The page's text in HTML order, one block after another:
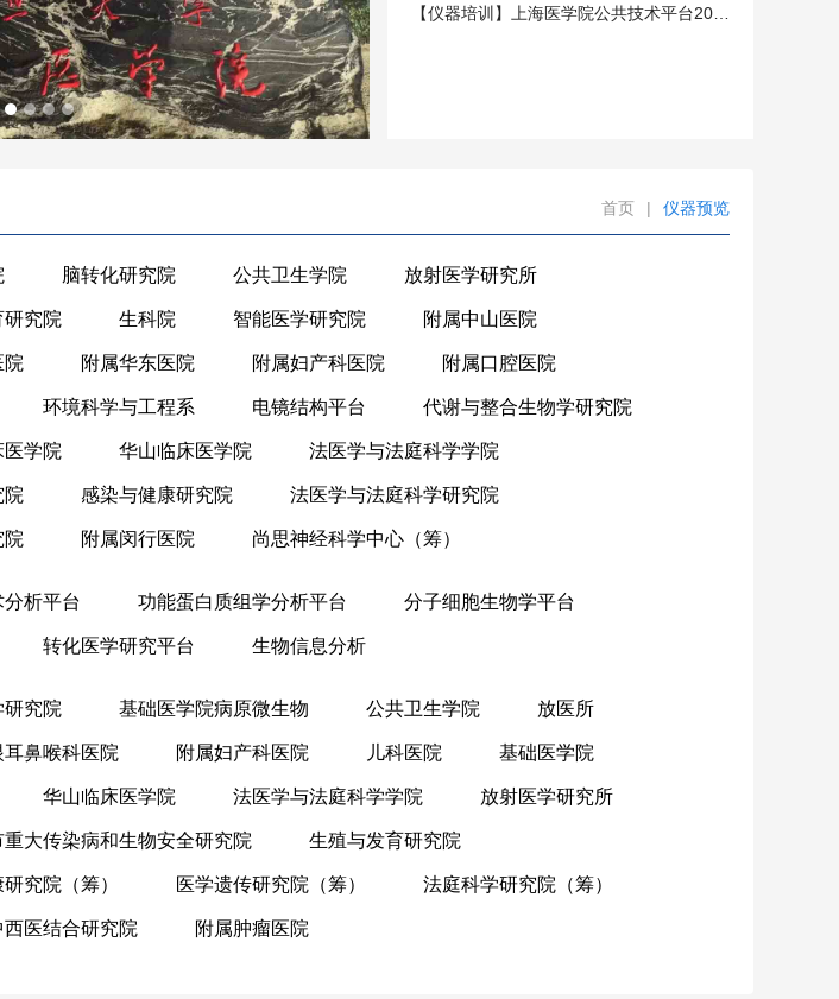
首页 | 仪器预览
脑转化研究院 公共卫生学院 放射医学研究所
究院 生科院 智能医学研究院 附属中山医院
院 附属华东医院 附属妇产科医院 附属口腔医院
环境科学与工程系 电镜结构平台 代谢与整合生物学研究院
学院 华山临床医学院 法医学与法庭科学学院
院 感染与健康研究院 法医学与法庭科学研究院
院 附属闵行医院 尚思神经科学中心（筹）
析平台 功能蛋白质组学分析平台 分子细胞生物学平台
转化医学研究平台 生物信息分析
研究院 基础医学院病原微生物 公共卫生学院 放医所
耳鼻喉科医院 附属妇产科医院 儿科医院 基础医学院
华山临床医学院 法医学与法庭科学学院 放射医学研究所
重大传染病和生物安全研究院 生殖与发育研究院
究院（筹） 医学遗传研究院（筹） 法庭科学研究院（筹）
西医结合研究院 附属肿瘤医院